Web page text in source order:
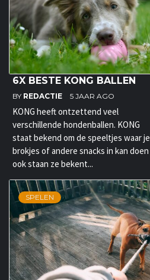
6X BESTE KONG BALLEN
BY REDACTIE 5 JAAR AGO
KONG heeft ontzettend veel
verschillende hondenballen. KONG
staat bekend om de speeltjes waar je
brokjes of andere snacks in kan doen
ook staan ze bekent...
SPELEN